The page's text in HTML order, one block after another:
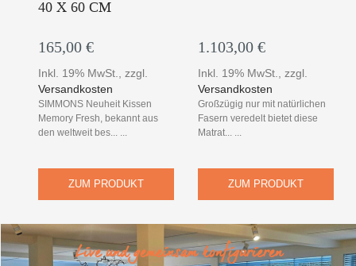
40 X 60 CM
165,00 €
Inkl. 19% MwSt. ,zzgl.
Versandkosten
SIMMONS Neuheit Kissen
Memory Fresh, bekannt aus
den weltweit bes... ...
ZUM PRODUKT
1.103,00 €
Inkl. 19% MwSt. ,zzgl.
Versandkosten
Großzügig nur mit natürlichen
Fasern veredelt bietet diese
Matrat... ...
ZUM PRODUKT
Live und gemeinsam konfigurieren